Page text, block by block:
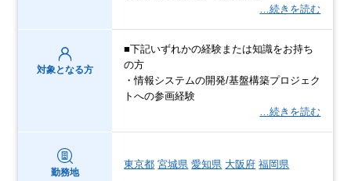
…続きを読む
対象となる方
■下記いずれかの経験または知識をお持ち
の方
・情報システムの開発/基盤構築プロジェク
トへの参画経験
…続きを読む
勤務地
東京都 宮城県 愛知県 大阪府 福岡県